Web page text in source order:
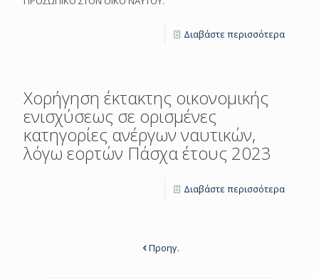
Διαβάστε περισσότερα
Χορήγηση έκτακτης οικονομικής
ενισχύσεως σε ορισμένες
κατηγορίες ανέργων ναυτικών,
λόγω εορτών Πάσχα έτους 2023
Διαβάστε περισσότερα
Προηγ.